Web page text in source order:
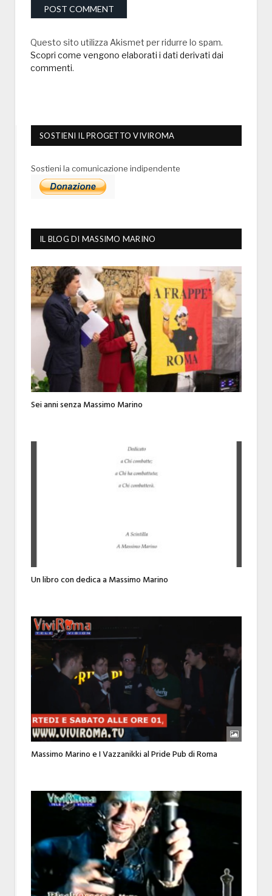
Questo sito utilizza Akismet per ridurre lo spam.
Scopri come vengono elaborati i dati derivati dai
commenti.
SOSTIENI IL PROGETTO VIVIROMA
Sostieni la comunicazione indipendente
IL BLOG DI MASSIMO MARINO
Sei anni senza Massimo Marino
Un libro con dedica a Massimo Marino
Massimo Marino e I Vazzanikki al Pride Pub di Roma